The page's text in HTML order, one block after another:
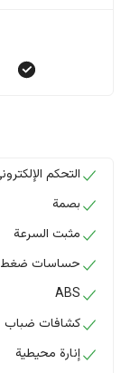
التحكم
بصمة
مثبت السرعة
حساسات ضغط
ABS
كشافات ضباب
إنارة محيطية